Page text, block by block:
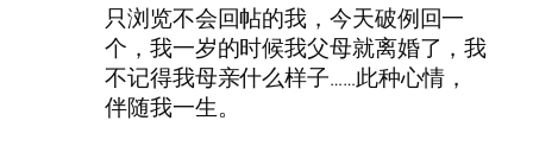
只浏览不会回帖的我，今天破例回一
个，我一岁的时候我父母就离婚了，我
不记得我母亲什么样子……此种心情，
伴随我一生。